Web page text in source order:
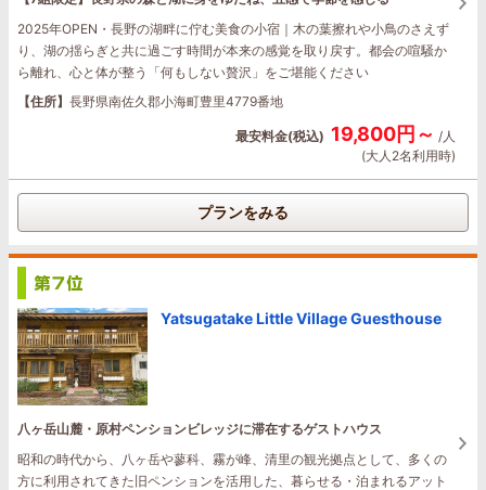
2025年OPEN・長野の湖畔に佇む美食の小宿｜木の葉擦れや小鳥のさえず
り、湖の揺らぎと共に過ごす時間が本来の感覚を取り戻す。都会の喧騒か
ら離れ、心と体が整う「何もしない贅沢」をご堪能ください
【住所】 長野県南佐久郡小海町豊里4779番地
最安料金(税込) 19,800円～ /人
(大人2名利用時)
プランをみる
Yatsugatake Little Village Guesthouse
八ヶ岳山麓・原村ペンションビレッジに滞在するゲストハウス
昭和の時代から、八ヶ岳や蓼科、霧が峰、清里の観光拠点として、多くの
方に利用されてきた旧ペンションを活用した、暮らせる・泊まれるアット